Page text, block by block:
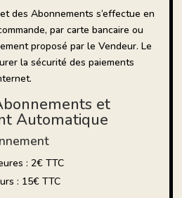
des Abonnements s’effectue en
par carte bancaire ou
proposé par le Vendeur. Le
la sécurité des paiements
et
Automatique
: 2€ TTC
: 15€ TTC